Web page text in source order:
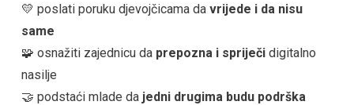
💛 poslati poruku djevojčicama da vrijede i da nisu
same
🧩 osnažiti zajednicu da prepozna i spriječi digitalno
nasilje
🤝 podstaći mlade da jedni drugima budu podrška